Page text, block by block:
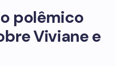
polêmico
Viviane e